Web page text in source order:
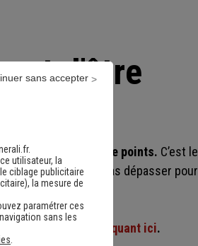
d'être
un certain nombre de points. C’est le
ressources à ne pas dépasser pour
2026/2027 en cliquant ici.
utilisateur, la
ciblage publicitaire
), la mesure de
paramétrer ces
sans les
sans accepter